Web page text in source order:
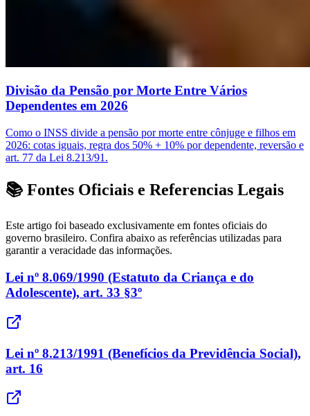
Divisão da Pensão por Morte Entre Vários
Dependentes em 2026
Como o INSS divide a pensão por morte entre cônjuge e filhos em
2026: cotas iguais, regra dos 50% + 10% por dependente, reversão e
art. 77 da Lei 8.213/91.
📚 Fontes Oficiais e Referencias Legais
Este artigo foi baseado exclusivamente em fontes oficiais do
governo brasileiro. Confira abaixo as referências utilizadas para
garantir a veracidade das informações.
Lei nº 8.069/1990 (Estatuto da Criança e do
Adolescente), art. 33 §3º
Lei nº 8.213/1991 (Benefícios da Previdência Social),
art. 16